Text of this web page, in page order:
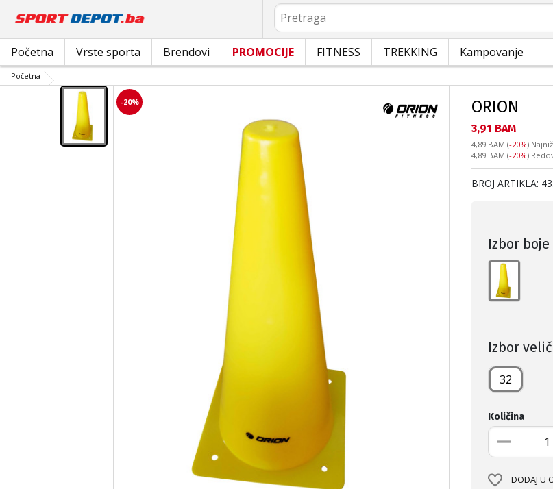
Pretraga
Početna Vrste sporta Brendovi PROMOCIJE FITNESS TREKKING Kampovanje
Početna
-20% ORION
Текуща цена:
3,91 BAM
4,89 BAM (-20%)
Redovna cena:
4,89 BAM (-20%)
BROJ ARTIKLA:
Izbor boje
Izbor
32
Količina
DODAJ U